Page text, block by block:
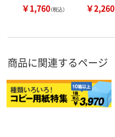
￥1,760（税込） ￥2,260
商品に関連するページ